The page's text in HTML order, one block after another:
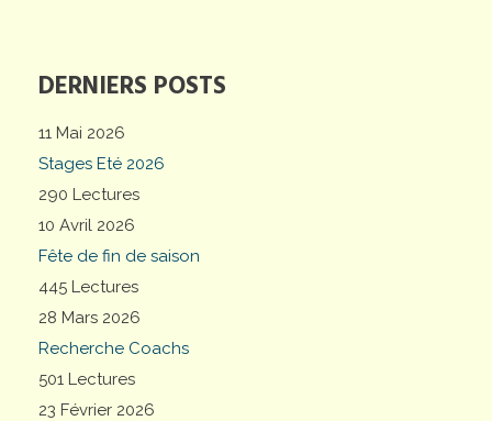
DERNIERS POSTS
11 Mai 2026
Stages Eté 2026
290 Lectures
10 Avril 2026
Fête de fin de saison
445 Lectures
28 Mars 2026
Recherche Coachs
501 Lectures
23 Février 2026